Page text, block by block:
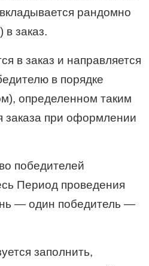
рандомно
заказ.
в заказ и направляется
в порядке
определенном таким
заказа при оформлении
победителей
Период проведения
— один победитель —
заполнить,